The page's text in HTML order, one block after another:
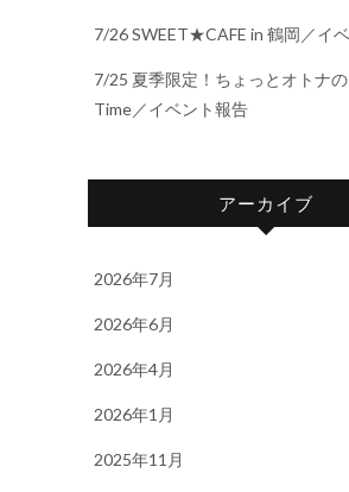
7/26 SWEET★CAFE in 鶴岡／イ
7/25 夏季限定！ちょっとオトナ
Time／イベント報告
アーカイブ
2026年7月
2026年6月
2026年4月
2026年1月
2025年11月